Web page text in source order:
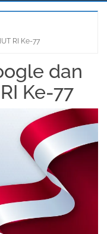
RI Ke-77
dan
Ke-77